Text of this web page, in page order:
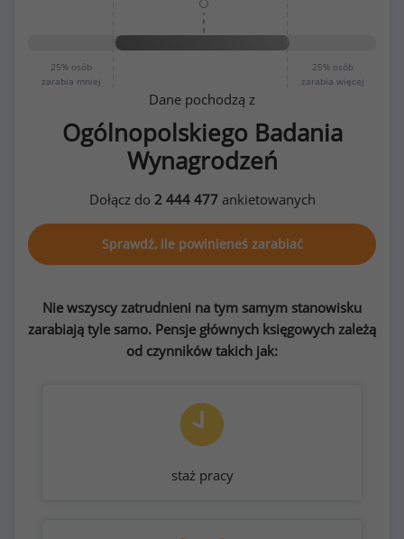
25% osób
zarabia mniej
25% osób
zarabia więcej
Dane pochodzą z
Ogólnopolskiego Badania
Wynagrodzeń
Dołącz do 2 444 477ankietowanych
Sprawdź, ile powinieneś zarabiać
Nie wszyscy zatrudnieni na tym samym stanowisku
zarabiają tyle samo. Pensje głównych księgowych zależą
od czynników takich jak:
staż pracy